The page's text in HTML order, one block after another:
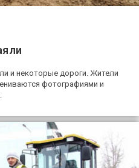
и некоторые дороги. Жители
фотографиями и